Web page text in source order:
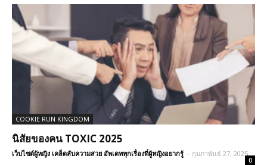
COOKIE RUN KINGDOM
นิสัยของคน TOXIC 2025
เว็บไซต์ผู้หญิง เคล็ดลับความสวย อัพเดททุกเรื่องที่ผู้หญิงอยากรู้ - กุมภาพันธ์ 27, 2025
0